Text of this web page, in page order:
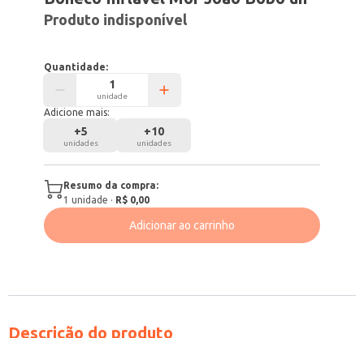
Produto indisponível
Quantidade:
unidade
Adicione mais:
+5
unidades
+10
unidades
Resumo da compra:
1 unidade · R$ 0,00
Adicionar ao carrinho
Descrição do produto